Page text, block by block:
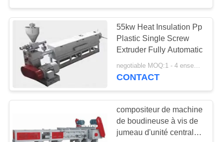
machine de tissu de
meltblown
4
55kw Heat Insulation Pp
Plastic Single Screw
Extruder Fully Automatic
negotiable MOQ:1 - 4 ensembles
CONTACT
compositeur de machine
de boudineuse à vis de
jumeau d'unité centrale